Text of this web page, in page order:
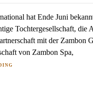
hat Ende Juni
Tochtergesellschaft, die
mit der Zambon
von Zambon Spa,